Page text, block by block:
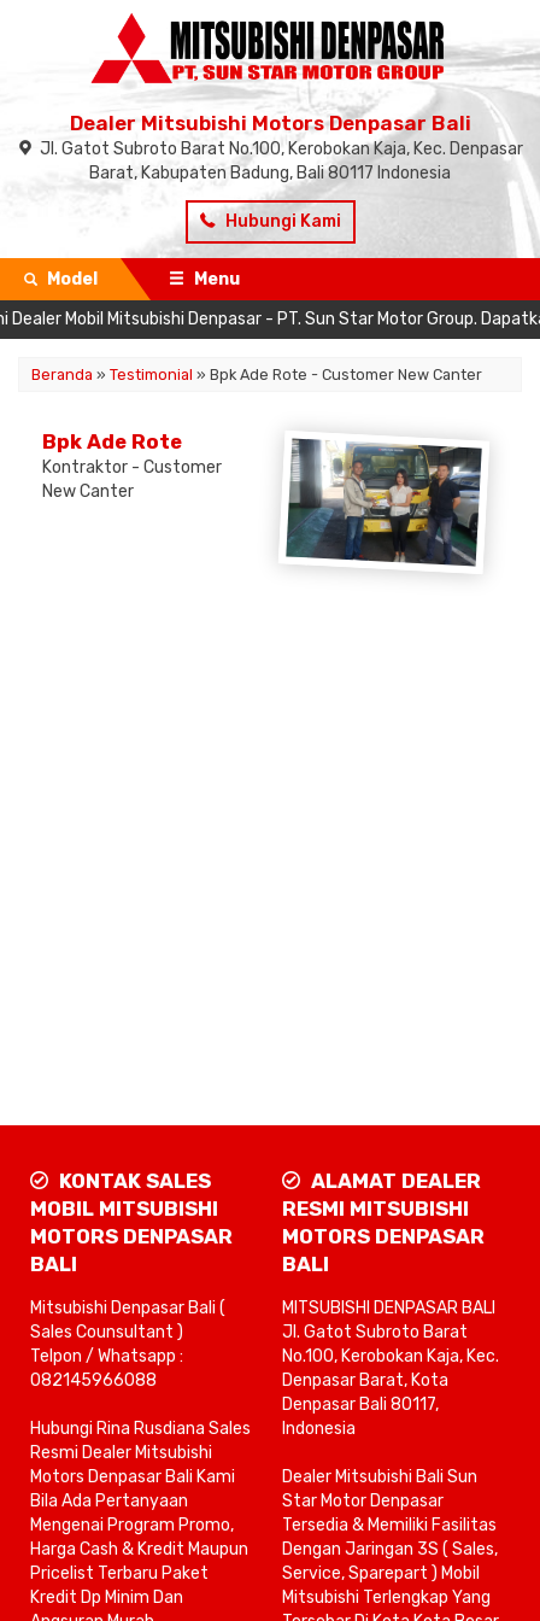
Dealer Mitsubishi Motors Denpasar Bali
Jl. Gatot Subroto Barat No.100, Kerobokan Kaja, Kec. Denpasar
Barat, Kabupaten Badung, Bali 80117 Indonesia
Hubungi Kami
Model
Menu
Mobil Mitsubishi Denpasar - PT. Sun Star Motor Group.
Beranda » Testimonial » Bpk Ade Rote - Customer New Canter
Bpk Ade Rote
Kontraktor - Customer
New Canter
KONTAK SALES
MOBIL MITSUBISHI
MOTORS DENPASAR
BALI
Mitsubishi Denpasar Bali (
Sales Counsultant )
Telpon / Whatsapp :
082145966088
Hubungi Rina Rusdiana Sales
Resmi Dealer Mitsubishi
Motors Denpasar Bali Kami
Bila Ada Pertanyaan
Mengenai Program Promo,
Harga Cash & Kredit Maupun
Pricelist Terbaru Paket
Kredit Dp Minim Dan
ALAMAT DEALER
RESMI MITSUBISHI
MOTORS DENPASAR
BALI
MITSUBISHI DENPASAR BALI
Jl. Gatot Subroto Barat
No.100, Kerobokan Kaja, Kec.
Denpasar Barat, Kota
Denpasar Bali 80117,
Indonesia
Dealer Mitsubishi Bali Sun
Star Motor Denpasar
Tersedia & Memiliki Fasilitas
Dengan Jaringan 3S ( Sales,
Service, Sparepart ) Mobil
Mitsubishi Terlengkap Yang